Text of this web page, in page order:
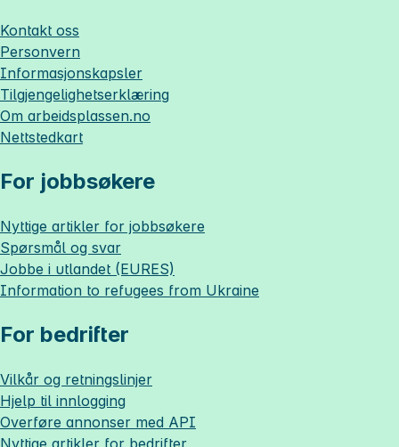
Kontakt oss
Personvern
Informasjonskapsler
Tilgjengelighetserklæring
Om arbeidsplassen.no
Nettstedkart
For jobbsøkere
Nyttige artikler for jobbsøkere
Spørsmål og svar
Jobbe i utlandet (EURES)
Information to refugees from Ukraine
For bedrifter
Vilkår og retningslinjer
Hjelp til innlogging
Overføre annonser med API
Nyttige artikler for bedrifter